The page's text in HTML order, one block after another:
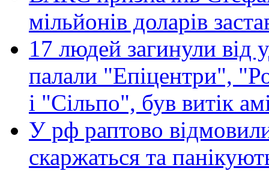
мільйонів доларів
17 людей загинули від
палали "Епіцентри",
і "Сільпо", був витік
У рф раптово
скаржаться та